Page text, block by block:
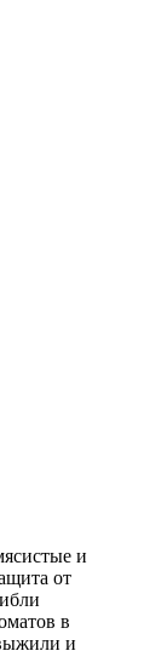
и
от
в
и